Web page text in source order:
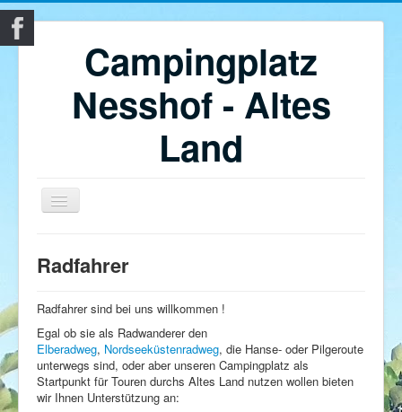
Campingplatz
Nesshof - Altes
Land
Campingplatz Nesshof im Alten Land
Unterkünfte
Obsthof
Altes Land
Impressum
Radfahrer
Radfahrer sind bei uns willkommen !
Egal ob sie als Radwanderer den
Elberadweg, Nordseeküstenradweg, die Hanse- oder Pilgeroute
unterwegs sind, oder aber unseren Campingplatz als
Startpunkt für Touren durchs Altes Land nutzen wollen bieten
wir Ihnen Unterstützung an: